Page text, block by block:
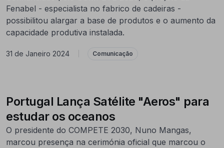
Fenabel - especialista no fabrico de cadeiras -
possibilitou alargar a base de produtos e o aumento da
capacidade produtiva instalada.
31 de Janeiro 2024 Comunicação
Portugal Lança Satélite "Aeros" para
estudar os oceanos
O presidente do COMPETE 2030, Nuno Mangas,
marcou presença na cerimónia oficial que marcou o